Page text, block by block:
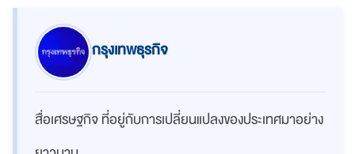
กรุงเทพธุรกิจ
สื่อเศรษฐกิจ ที่อยู่กับการเปลี่ยนแปลงของประเทศมาอย่าง